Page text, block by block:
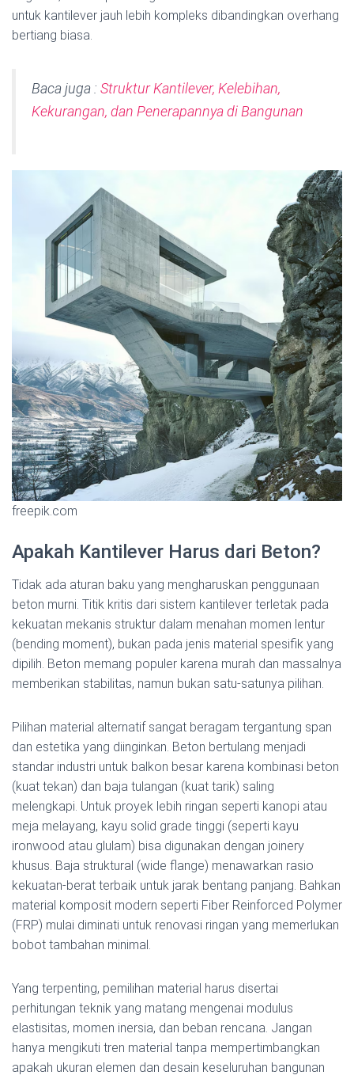
untuk kantilever jauh lebih kompleks dibandingkan overhang
bertiang biasa.
Baca juga : Struktur Kantilever, Kelebihan,
Kekurangan, dan Penerapannya di Bangunan
freepik.com
Apakah Kantilever Harus dari Beton?
Tidak ada aturan baku yang mengharuskan penggunaan
beton murni. Titik kritis dari sistem kantilever terletak pada
kekuatan mekanis struktur dalam menahan momen lentur
(bending moment), bukan pada jenis material spesifik yang
dipilih. Beton memang populer karena murah dan massalnya
memberikan stabilitas, namun bukan satu-satunya pilihan.
Pilihan material alternatif sangat beragam tergantung span
dan estetika yang diinginkan. Beton bertulang menjadi
standar industri untuk balkon besar karena kombinasi beton
(kuat tekan) dan baja tulangan (kuat tarik) saling
melengkapi. Untuk proyek lebih ringan seperti kanopi atau
meja melayang, kayu solid grade tinggi (seperti kayu
ironwood atau glulam) bisa digunakan dengan joinery
khusus. Baja struktural (wide flange) menawarkan rasio
kekuatan-berat terbaik untuk jarak bentang panjang. Bahkan
material komposit modern seperti Fiber Reinforced Polymer
(FRP) mulai diminati untuk renovasi ringan yang memerlukan
bobot tambahan minimal.
Yang terpenting, pemilihan material harus disertai
perhitungan teknik yang matang mengenai modulus
elastisitas, momen inersia, dan beban rencana. Jangan
hanya mengikuti tren material tanpa mempertimbangkan
apakah ukuran elemen dan desain keseluruhan bangunan